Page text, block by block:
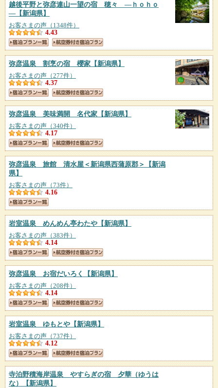
越後平野と弥彦連山一望の宿 穂々 ―ｈｏｈｏ
― 【新潟県】
お客さまの声（1348件）
4.43
弥彦温泉 割烹の宿 櫻家 【新潟県】
お客さまの声（277件）
4.37
弥彦温泉 美味満開 名代家 【新潟県】
お客さまの声（340件）
4.17
弥彦温泉 旅館 清水屋＜新潟県西蒲原郡＞
【新潟
県】
お客さまの声（73件）
4.16
岩室温泉 めんめん亭わたや 【新潟県】
お客さまの声（383件）
4.14
弥彦温泉 お宿だいろく 【新潟県】
お客さまの声（208件）
4.14
岩室温泉 ゆもとや 【新潟県】
お客さまの声（737件）
4.12
寺泊野積海岸温泉 やすらぎの宿 夕華（ゆうは
な）
【新潟県】